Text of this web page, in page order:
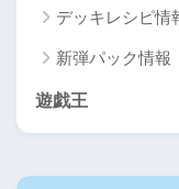
デッキレシピ情
新弾パック情報
遊戯王